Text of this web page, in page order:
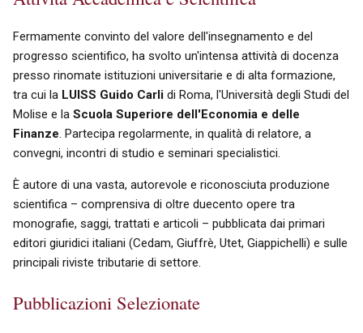
Fermamente convinto del valore dell'insegnamento e del
progresso scientifico, ha svolto un'intensa attività di docenza
presso rinomate istituzioni universitarie e di alta formazione,
tra cui la LUISS Guido Carli di Roma, l'Università degli Studi del
Molise e la Scuola Superiore dell'Economia e delle
Finanze. Partecipa regolarmente, in qualità di relatore, a
convegni, incontri di studio e seminari specialistici.
È autore di una vasta, autorevole e riconosciuta produzione
scientifica – comprensiva di oltre duecento opere tra
monografie, saggi, trattati e articoli – pubblicata dai primari
editori giuridici italiani (Cedam, Giuffrè, Utet, Giappichelli) e sulle
principali riviste tributarie di settore.
Pubblicazioni Selezionate